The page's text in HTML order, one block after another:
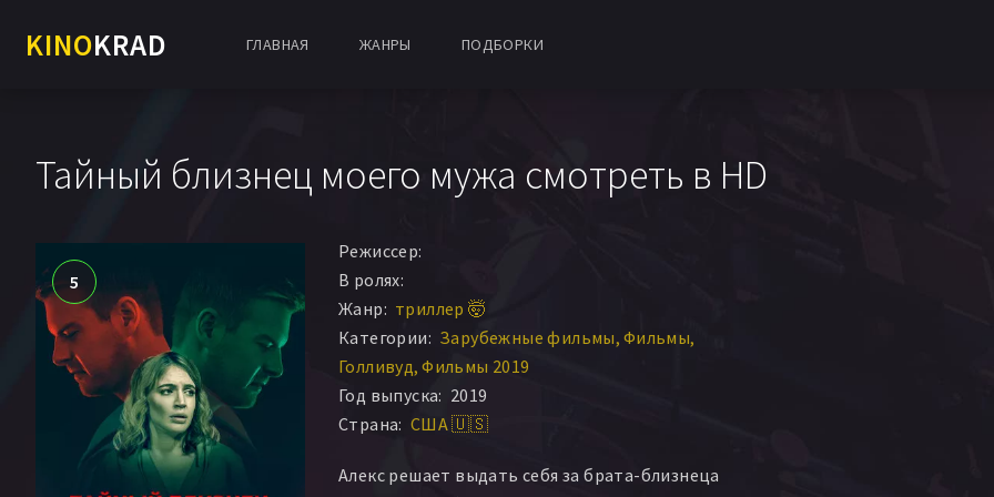
KINOKRAD ГЛАВНАЯ ЖАНРЫ ПОДБОРКИ
Тайный близнец моего мужа смотреть в HD
5
Режиссер:
В ролях:
Жанр: триллер 🤯
Категории: Зарубежные фильмы Фильмы
Голливуд Фильмы 2019
Год выпуска: 2019
Страна: США 🇺🇸
Алекс решает выдать себя за брата-близнеца